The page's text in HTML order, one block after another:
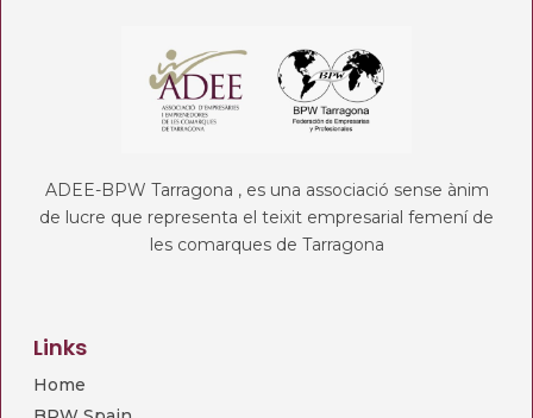
ADEE-BPW Tarragona , es una associació sense ànim
de lucre que representa el teixit empresarial femení de
les comarques de Tarragona
Links
Home